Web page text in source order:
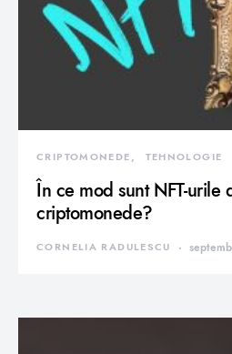
CRIPTOMONEDE TEHNOLOGIE
În ce mod sunt NFT-urile
criptomonede?
CORNELIA RADULESCU